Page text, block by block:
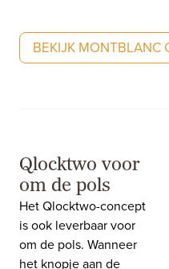
BEKIJK MONTBLANC
Qlocktwo voor
om de pols
Het Qlocktwo-concept
is ook leverbaar voor
om de pols. Wanneer
het knopje aan de